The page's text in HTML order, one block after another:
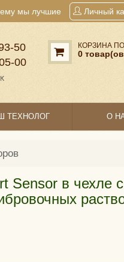
мы лучшие Личный
КОРЗИНА
0
ТЕХНОЛОГ О
Sensor в чехле с